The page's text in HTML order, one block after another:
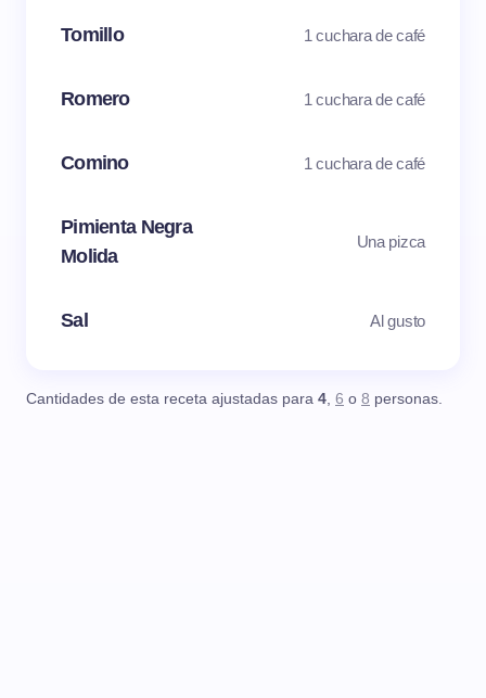
Tomillo 1 cuchara de café
Romero 1 cuchara de café
Comino 1 cuchara de café
Pimienta Negra
Molida
Una pizca
Sal Al gusto
Cantidades de esta receta ajustadas para 4, 6 o 8 personas.